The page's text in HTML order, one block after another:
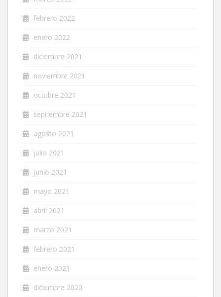
febrero 2022
enero 2022
diciembre 2021
noviembre 2021
octubre 2021
septiembre 2021
agosto 2021
julio 2021
junio 2021
mayo 2021
abril 2021
marzo 2021
febrero 2021
enero 2021
diciembre 2020